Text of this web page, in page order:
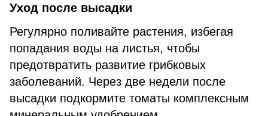
Уход после высадки
Регулярно поливайте растения, избегая
попадания воды на листья, чтобы
предотвратить развитие грибковых
заболеваний. Через две недели после
высадки подкормите томаты комплексным